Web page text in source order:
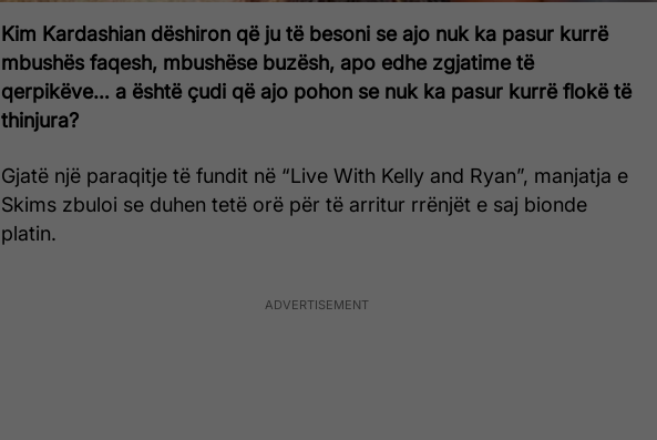
Kim Kardashian dëshiron që ju të besoni se ajo nuk ka pasur kurrë
mbushës faqesh, mbushëse buzësh, apo edhe zgjatime të
qerpikëve… a është çudi që ajo pohon se nuk ka pasur kurrë flokë të
thinjura?
Gjatë një paraqitje të fundit në “Live With Kelly and Ryan”, manjatja e
Skims zbuloi se duhen tetë orë për të arritur rrënjët e saj bionde
platin.